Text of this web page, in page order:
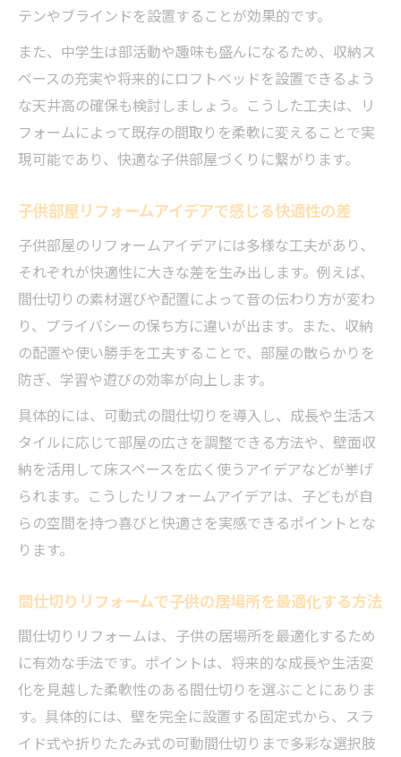
テンやブラインドを設置することが効果的です。
また、中学生は部活動や趣味も盛んになるため、収納ス
ペースの充実や将来的にロフトベッドを設置できるよう
な天井高の確保も検討しましょう。こうした工夫は、リ
フォームによって既存の間取りを柔軟に変えることで実
現可能であり、快適な子供部屋づくりに繋がります。
子供部屋リフォームアイデアで感じる快適性の差
子供部屋のリフォームアイデアには多様な工夫があり、
それぞれが快適性に大きな差を生み出します。例えば、
間仕切りの素材選びや配置によって音の伝わり方が変わ
り、プライバシーの保ち方に違いが出ます。また、収納
の配置や使い勝手を工夫することで、部屋の散らかりを
防ぎ、学習や遊びの効率が向上します。
具体的には、可動式の間仕切りを導入し、成長や生活ス
タイルに応じて部屋の広さを調整できる方法や、壁面収
納を活用して床スペースを広く使うアイデアなどが挙げ
られます。こうしたリフォームアイデアは、子どもが自
らの空間を持つ喜びと快適さを実感できるポイントとな
ります。
間仕切りリフォームで子供の居場所を最適化する方法
間仕切りリフォームは、子供の居場所を最適化するため
に有効な手法です。ポイントは、将来的な成長や生活変
化を見越した柔軟性のある間仕切りを選ぶことにありま
す。具体的には、壁を完全に設置する固定式から、スラ
イド式や折りたたみ式の可動間仕切りまで多彩な選択肢